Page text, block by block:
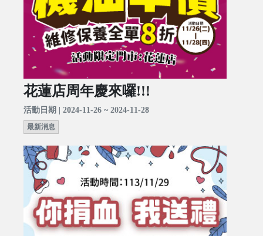
花蓮店周年慶來囉!!!
活動日期 | 2024-11-26 ~ 2024-11-28
最新消息